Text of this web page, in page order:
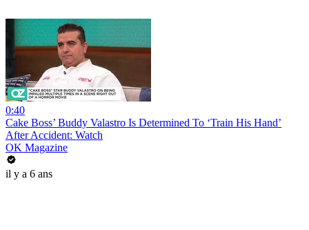
0:40
Cake Boss’ Buddy Valastro Is Determined To ‘Train His Hand’
After Accident: Watch
OK Magazine
il y a 6 ans